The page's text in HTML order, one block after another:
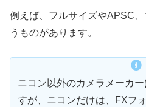
例えば、フルサイズやAPSC
うものがあります。
ニコン以外のカメラメーカ
すが、ニコンだけは、FXフ